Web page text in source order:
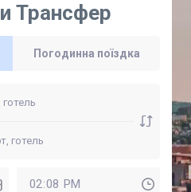
Трансфер
Погодинна поїздка